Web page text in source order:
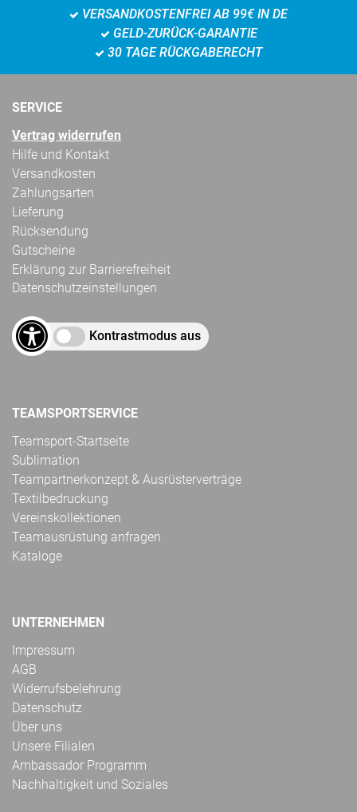
VERSANDKOSTENFREI AB 99€ IN DE
GELD-ZURÜCK-GARANTIE
30 TAGE RÜCKGABERECHT
SERVICE
Vertrag widerrufen
Hilfe und Kontakt
Versandkosten
Zahlungsarten
Lieferung
Rücksendung
Gutscheine
Erklärung zur Barrierefreiheit
Datenschutzeinstellungen
Kontrastmodus aus
TEAMSPORTSERVICE
Teamsport-Startseite
Sublimation
Teampartnerkonzept & Ausrüsterverträge
Textilbedruckung
Vereinskollektionen
Teamausrüstung anfragen
Kataloge
UNTERNEHMEN
Impressum
AGB
Widerrufsbelehrung
Datenschutz
Über uns
Unsere Filialen
Ambassador Programm
Nachhaltigkeit und Soziales